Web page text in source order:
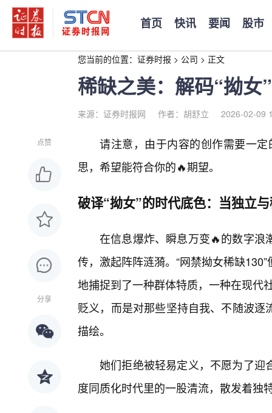
首页 快讯 要闻 股市
您当前的位置： 证券时报 > 公司 > 正文
稀缺之美：解码“拗
来源：证券时报网 作者：胡舒立 2026-02-09
点赞
分享
请注意，由于内容的创作需要一定
思，希望能符合你的🔥期望。
破译“拗女”的时代底色：当独立
在信息爆炸、瞬息万变🔥的数字浪
传，激起阵阵涟漪。“网禁拗女稀缺
地捕捉到了一种群体特质，一种在现代
贬义，而是对那些坚持自我、不随波
描绘。
她们拒绝被轻易定义，不愿为了迎
度同质化时代里的一股清流，散发着独